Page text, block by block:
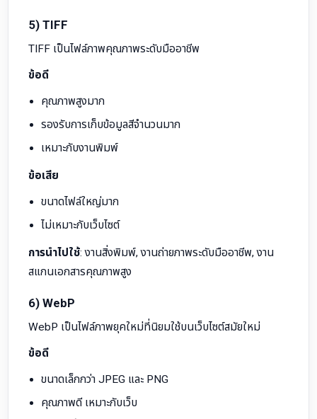
5) TIFF
TIFF เป็นไฟล์ภาพคุณภาพระดับมืออาชีพ
ข้อดี
คุณภาพสูงมาก
รองรับการเก็บข้อมูลสีจำนวนมาก
เหมาะกับงานพิมพ์
ข้อเสีย
ขนาดไฟล์ใหญ่มาก
ไม่เหมาะกับเว็บไซต์
การนำไปใช้: งานสิ่งพิมพ์, งานถ่ายภาพระดับมืออาชีพ, งาน
สแกนเอกสารคุณภาพสูง
6) WebP
WebP เป็นไฟล์ภาพยุคใหม่ที่นิยมใช้บนเว็บไซต์สมัยใหม่
ข้อดี
ขนาดเล็กกว่า JPEG และ PNG
คุณภาพดี เหมาะกับเว็บ